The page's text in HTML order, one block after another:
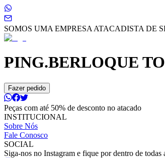
SOMOS UMA EMPRESA ATACADISTA DE
PING.BERLOQUE
Fazer pedido
Peças com até 50% de desconto no atacado
INSTITUCIONAL
Sobre Nós
Fale Conosco
SOCIAL
Siga-nos no Instagram e fique por dentro de todas